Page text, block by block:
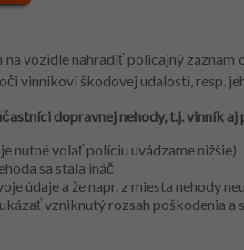
na vozidle nahradiť policajný
vinníkovi škodovej udalosti, resp.
dopravnej nehody, t.j. vinník
nutné volať políciu uvádzame nižšie)
sa stala ináč
údaje a že napr. z miesta nehody
vzniknutý rozsah poškodenia a